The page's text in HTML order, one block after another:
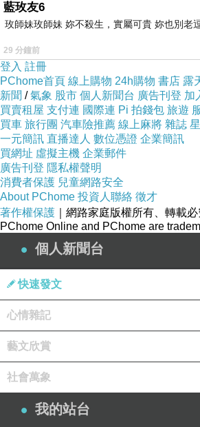
藍玫友6
玫師妹玫師妹 妳不殺生，實屬可貴 妳也別老
29 分鐘前
登入 註冊
PChome首頁 線上購物 24h購物 書店 露
新聞 /氣象 股市 個人新聞台 廣告刊登 加
買賣租屋 支付連 國際連 Pi 拍錢包 旅遊
買車 旅行團 汽車險推薦 線上麻將 雜誌
一元簡訊 直播達人 數位憑證 企業簡訊
買網址 虛擬主機 企業郵件
廣告刊登 隱私權聲明
消費者保護 兒童網路安全
About PChome 投資人聯絡 徵才
著作權保護 ｜網路家庭版權所有、轉載必
PChome Online and PChome are
個人新聞台
快速發文
心情雜記
藝文欣賞
社會萬象
我的站台